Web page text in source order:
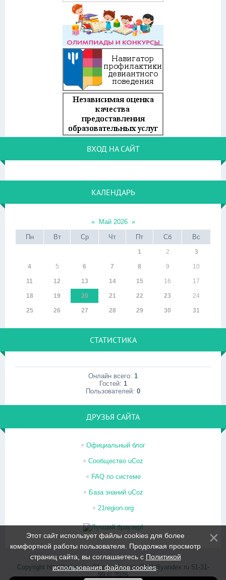
ВХОД НА САЙТ
КАЛЕНДАРЬ
« Май 2026 »
Пн
Вт Ср Чт Пт Сб Вс
1 2 3
4 5 6 7 8 9 10
11 12 13 14 15 16 17
18 19 20 21 22 23 24
25 26 27 28 29 30 31
СТАТИСТИКА
Онлайн всего: 1
Гостей: 1
Пользователей: 0
ДРУЗЬЯ САЙТА
Официальный блог
Сообщество uCoz
FAQ по системе
База знаний uCoz
21region.org
Copyright http://psi-center21.ru/ psi-center2011@yandex.ru 51-31-
99 © 2026
Этот сайт использует файлы cookies для более
комфортной работы пользователя. Продолжая просмотр
страниц сайта, вы соглашаетесь с Политикой
использования файлов cookies.